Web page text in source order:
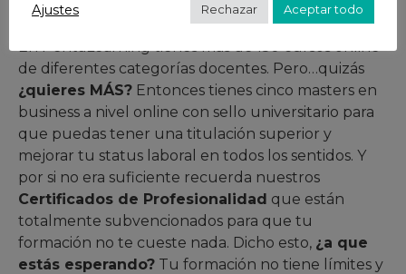
de diferentes categorías docentes. Pero…quizás
¿quieres MÁS? Entonces tienes cinco masters en
business a nivel online con sello universitario para
que puedas tener una titulación superior y
mejorar tu status laboral en todos los sentidos. Y
por si no era suficiente recuerda nuestros
Certificados de Profesionalidad que están
totalmente subvencionados para que tu
formación no te cueste nada. Dicho esto, ¿a que
estás esperando? Tu formación no tiene límites y
Ajustes Rechazar Aceptar todo